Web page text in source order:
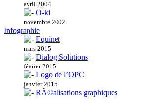
avril 2004
O-ki
novembre 2002
Infographie
Equinet
mars 2015
Dialog Solutions
février 2015
Logo de l’OPC
janvier 2015
RÃ©alisations graphiques